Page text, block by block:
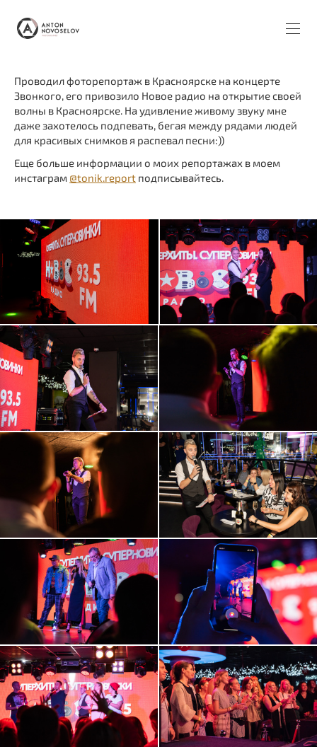
Проводил фоторепортаж в Красноярске на концерте
Звонкого, его привозило Новое радио на открытие своей
волны в Красноярске. На удивление живому звуку мне
даже захотелось подпевать, бегая между рядами людей
для красивых снимков я распевал песни:))
Еще больше информации о моих репортажах в моем
инстаграм @tonik.report подписывайтесь.